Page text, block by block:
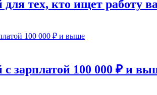
для тех, кто ищет работу
с зарплатой 100 000 ₽ и